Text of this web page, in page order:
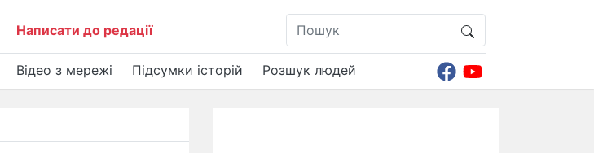
Написати до редації
Відео з мережі Підсумки історій Розшук людей